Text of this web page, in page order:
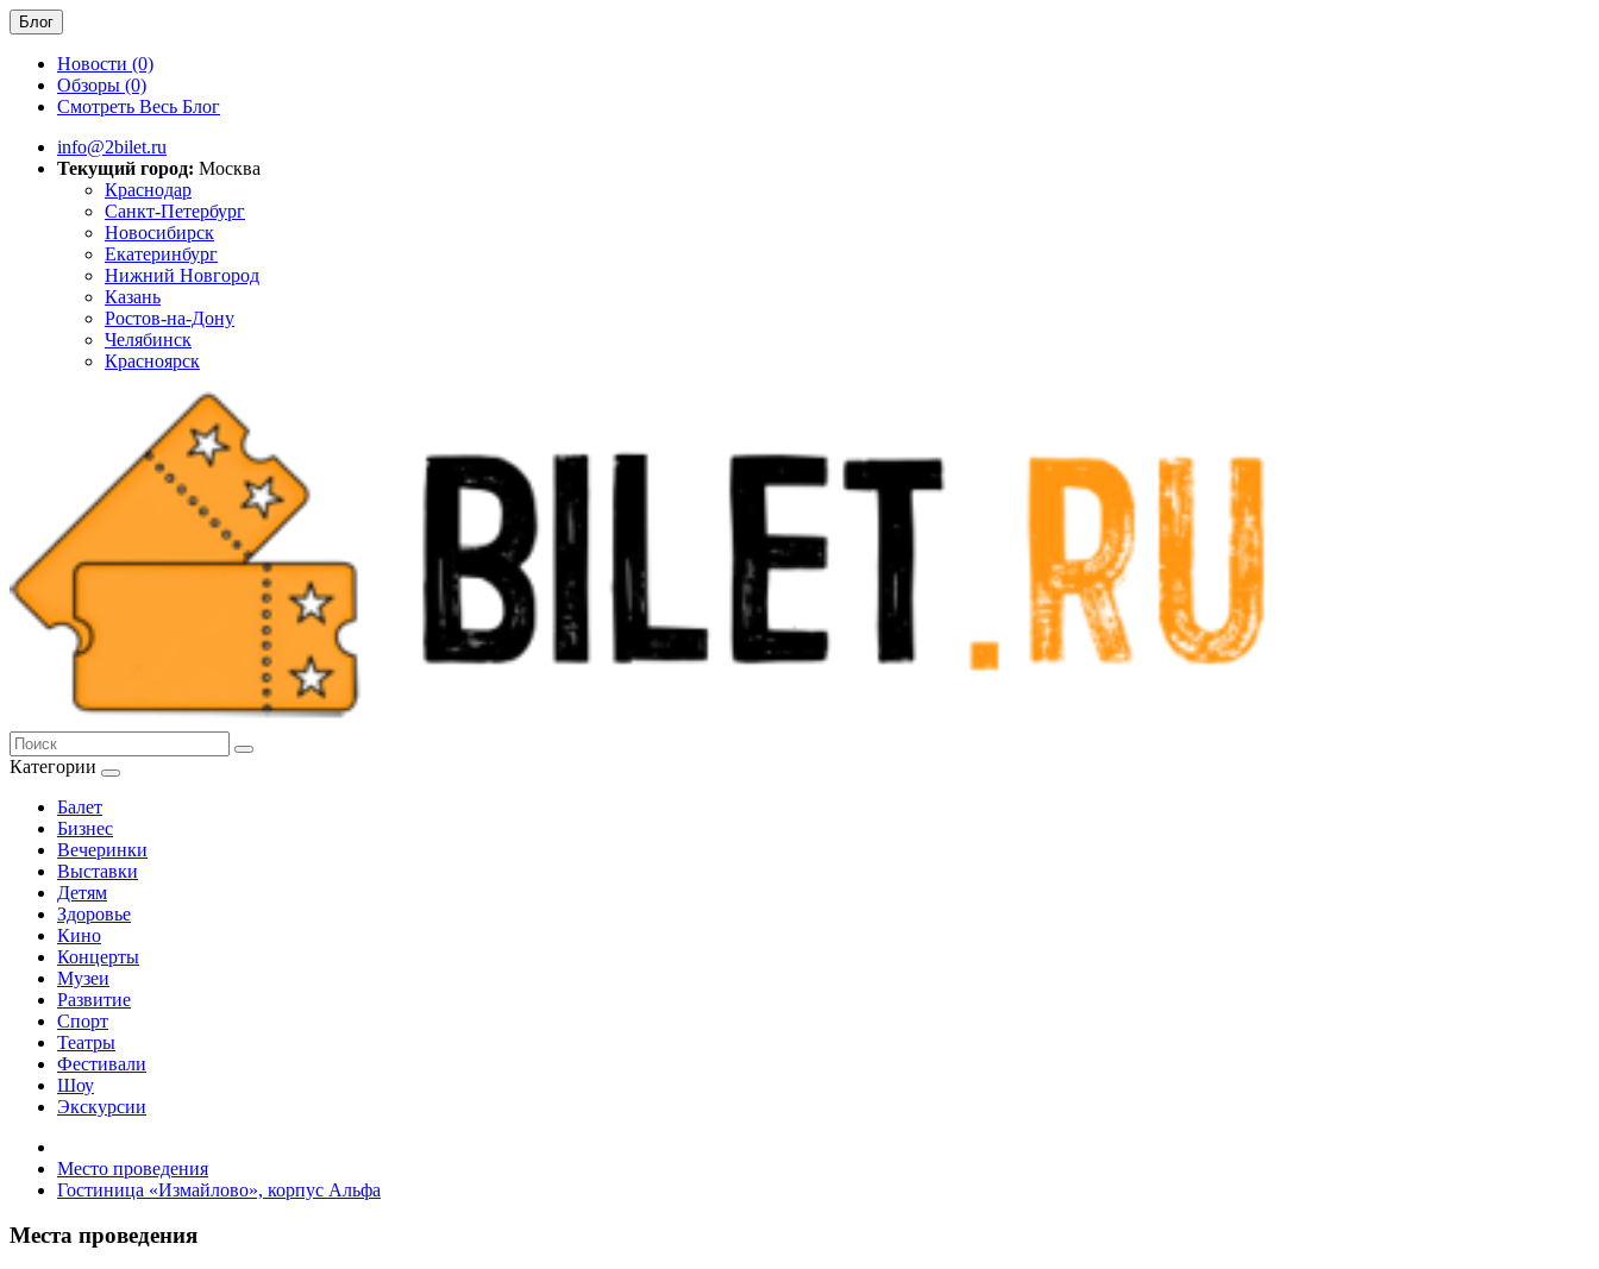
Блог
Новости (0)
Обзоры (0)
Смотреть Весь Блог
info@2bilet.ru
Текущий город: Москва
Краснодар
Санкт-Петербург
Новосибирск
Екатеринбург
Нижний Новгород
Казань
Ростов-на-Дону
Челябинск
Красноярск
Категории
Балет
Бизнес
Вечеринки
Выставки
Детям
Здоровье
Кино
Концерты
Музеи
Развитие
Спорт
Театры
Фестивали
Шоу
Экскурсии
Место проведения
Гостиница «Измайлово», корпус Альфа
Места проведения